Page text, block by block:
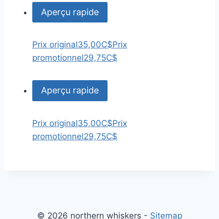
Aperçu rapide
Prix original35,00C$Prix
promotionnel29,75C$
Aperçu rapide
Prix original35,00C$Prix
promotionnel29,75C$
© 2026 northern whiskers - Sitemap